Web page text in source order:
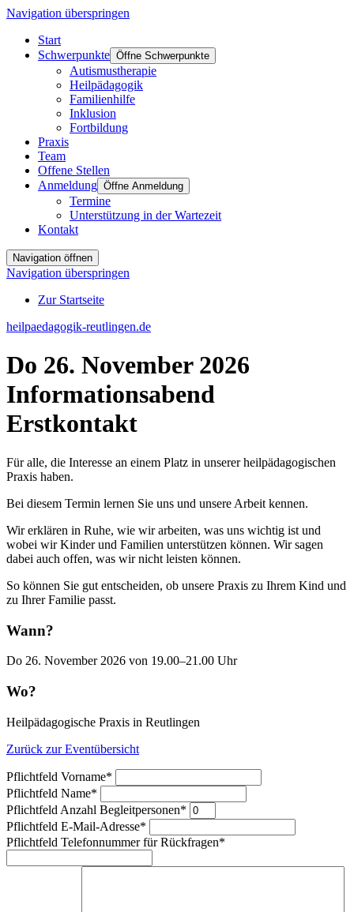
Navigation überspringen
Start
Schwerpunkte Öffne Schwerpunkte
Autismustherapie
Heilpädagogik
Familienhilfe
Inklusion
Fortbildung
Praxis
Team
Offene Stellen
Anmeldung Öffne Anmeldung
Termine
Unterstützung in der Wartezeit
Kontakt
Navigation öffnen
Navigation überspringen
Zur Startseite
heilpaedagogik-reutlingen.de
Do 26. November 2026
Informationsabend
Erstkontakt
Für alle, die Interesse an einem Platz in unserer heilpädagogischen
Praxis haben.
Bei diesem Termin lernen Sie uns und unsere Arbeit kennen.
Wir erklären in Ruhe, wie wir arbeiten, was uns wichtig ist und
wobei wir Kinder und Familien unterstützen können. Wir sagen
dabei auch offen, was wir nicht leisten können.
So können Sie gut entscheiden, ob unsere Praxis zu Ihrem Kind und
zu Ihrer Familie passt.
Wann?
Do 26. November 2026 von 19.00–21.00 Uhr
Wo?
Heilpädagogische Praxis in Reutlingen
Zurück zur Eventübersicht
Pflichtfeld Vorname*
Pflichtfeld Name*
Pflichtfeld Anzahl Begleitpersonen*
Pflichtfeld E-Mail-Adresse*
Pflichtfeld Telefonnummer für Rückfragen*